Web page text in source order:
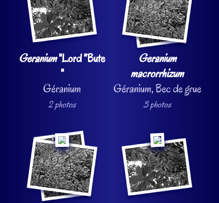
Geranium"Lord "Bute
"
Géranium
2 photos
Geranium
macrorrhizum
Géranium, Bec de grue
3 photos